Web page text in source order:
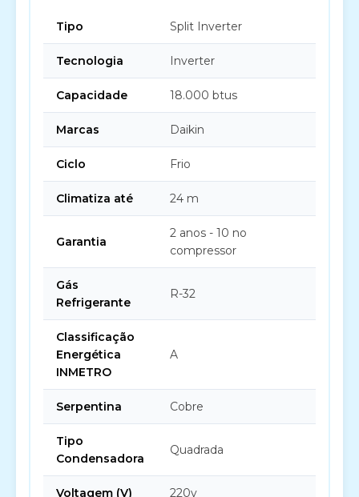
Tipo Split Inverter
Tecnologia Inverter
Capacidade 18.000 btus
Marcas Daikin
Ciclo Frio
Climatiza até 24 m
Garantia
2 anos - 10 no
compressor
Gás
Refrigerante
R-32
Classificação
Energética
INMETRO
A
Serpentina Cobre
Tipo
Condensadora
Quadrada
Voltagem (V) 220v